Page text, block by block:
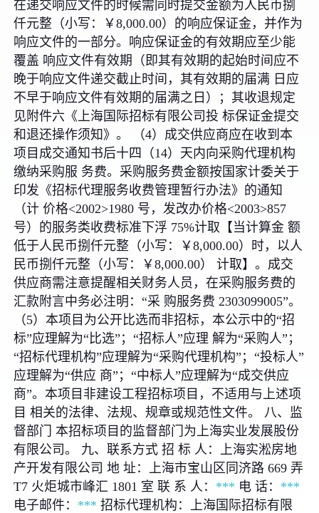
在递交响应文件的时候需同时提交金额为人民币捌
仟元整（小写：￥8,000.00）的响应保证金，并作为
响应文件的一部分。响应保证金的有效期应至少能
覆盖 响应文件有效期（即其有效期的起始时间应不
晚于响应文件递交截止时间，其有效期的届满 日应
不早于响应文件有效期的届满之日）；其收退规定
见附件六《上海国际招标有限公司投 标保证金提交
和退还操作须知》。 （4）成交供应商应在收到本
项目成交通知书后十四（14）天内向采购代理机构
缴纳采购服 务费。采购服务费金额按国家计委关于
印发《招标代理服务收费管理暂行办法》的通知
（计 价格<2002>1980 号，发改办价格<2003>857
号）的服务类收费标准下浮 75%计取【当计算金 额
低于人民币捌仟元整（小写：￥8,000.00）时，以人
民币捌仟元整（小写：￥8,000.00） 计取】。成交
供应商需注意提醒相关财务人员，在采购服务费的
汇款附言中务必注明：“采 购服务费 2303099005”。
（5）本项目为公开比选而非招标，本公示中的“招
标”应理解为“比选”；“招标人”应理 解为“采购人”；
“招标代理机构”应理解为“采购代理机构”；“投标人”
应理解为“供应 商”；“中标人”应理解为“成交供应
商”。本项目非建设工程招标项目，不适用与上述项
目 相关的法律、法规、规章或规范性文件。 八、监
督部门 本招标项目的监督部门为上海实业发展股份
有限公司。 九、联系方式 招 标 人：上海实淞房地
产开发有限公司 地 址：上海市宝山区同济路 669 弄
T7 火炬城市峰汇 1801 室 联 系 人： *** 电 话： ***
电子邮件： *** 招标代理机构：上海国际招标有限